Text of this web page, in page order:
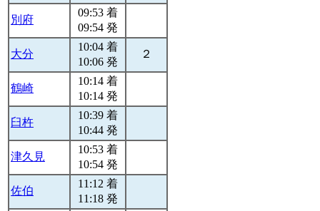
別府
09:53 着
09:54 発
大分
10:04 着
10:06 発
２
鶴崎
10:14 着
10:14 発
臼杵
10:39 着
10:44 発
津久見
10:53 着
10:54 発
佐伯
11:12 着
11:18 発